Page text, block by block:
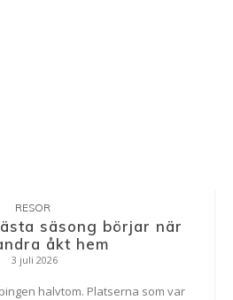
RESOR
säsong börjar när
åkt hem
3 juli 2026
halvtom. Platserna som var